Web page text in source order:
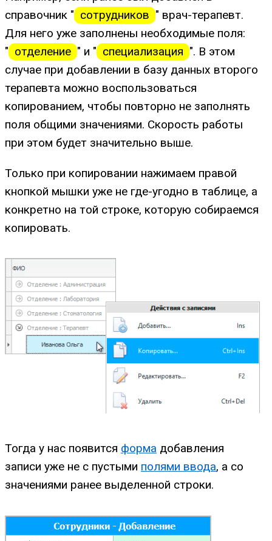
справочник " сотрудников " врач-терапевт.
Для него уже заполнены необходимые поля:
" отделение " и " специализация ". В этом
случае при добавлении в базу данных второго
терапевта можно воспользоваться
копированием, чтобы повторно не заполнять
поля общими значениями. Скорость работы
при этом будет значительно выше.
Только при копировании нажимаем правой
кнопкой мышки уже не где-угодно в таблице, а
конкретно на той строке, которую собираемся
копировать.
Тогда у нас появится форма добавления
записи уже не с пустыми полями ввода, а со
значениями ранее выделенной строки.